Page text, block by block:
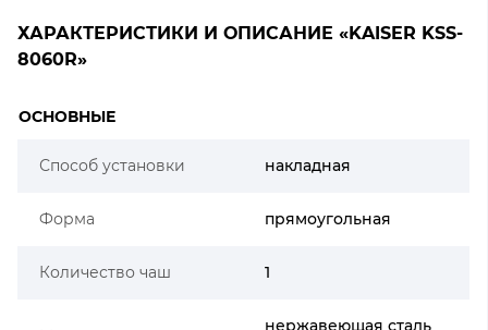
ХАРАКТЕРИСТИКИ И ОПИСАНИЕ «KAISER KSS-
8060R»
ОСНОВНЫЕ
Способ установки накладная
Форма прямоугольная
Количество чаш 1
нержавеющая сталь